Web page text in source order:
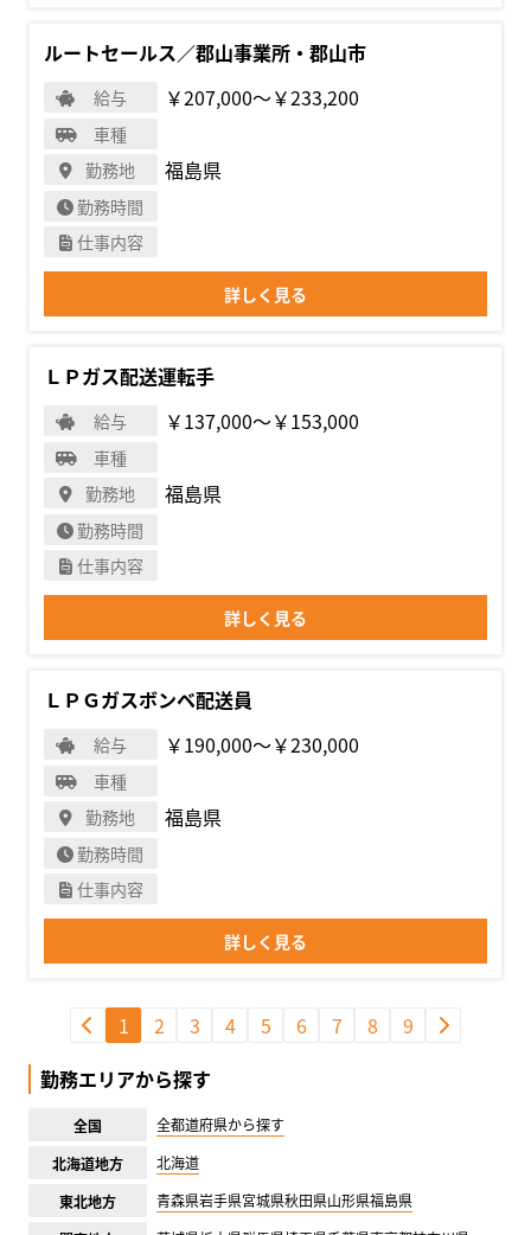
ルートセールス／郡山事業所・郡山市
給与 ￥207,000〜￥233,200
車種
勤務地
福島県
勤務時間
仕事内容
詳しく見る
ＬＰガス配送運転手
給与 ￥137,000〜￥153,000
車種
勤務地
福島県
勤務時間
仕事内容
詳しく見る
ＬＰＧガスボンベ配送員
給与 ￥190,000〜￥230,000
車種
勤務地
福島県
勤務時間
仕事内容
詳しく見る
1 2 3 4 5 6 7 8
9
勤務エリアから探す
全国
全都道府県から探す
北海道地方
北海道
東北地方
青森県岩手県宮城県秋田県山形県福島県